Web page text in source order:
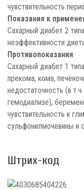
чувствительность
Показания к
Сахарный диабет 2
неэффективности
Противопоказания
Сахарный диабет 1
прекома, кома,
недостаточность (в
гемодиализе),
чувствительность к
сульфонилмочевины и
Штрих-код